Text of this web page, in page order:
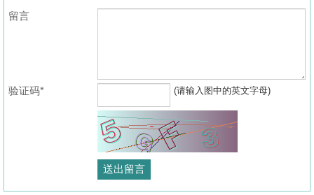
留言
验证码* (请输入图中的英文字母)